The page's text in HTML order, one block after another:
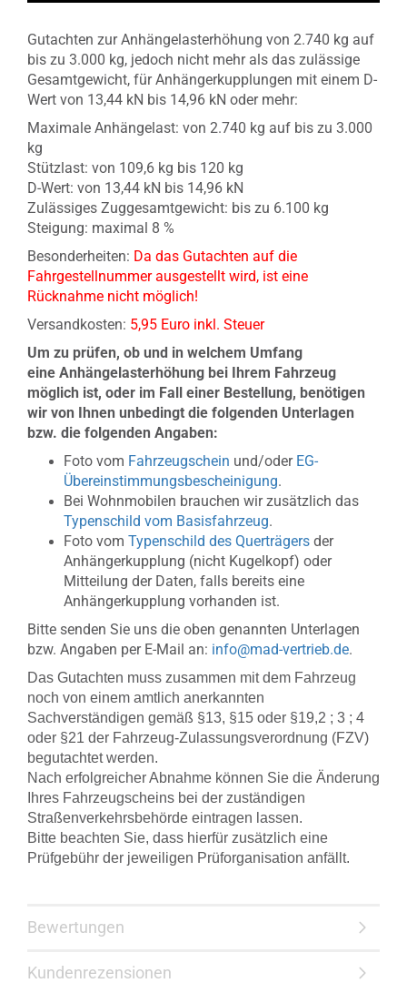
Gutachten zur Anhängelasterhöhung von 2.740 kg auf
bis zu 3.000 kg, jedoch nicht mehr als das zulässige
Gesamtgewicht, für Anhängerkupplungen mit einem D-
Wert von 13,44 kN bis 14,96 kN oder mehr:
Maximale Anhängelast: von 2.740 kg auf bis zu 3.000
kg
Stützlast: von 109,6 kg bis 120 kg
D-Wert: von 13,44 kN bis 14,96 kN
Zulässiges Zuggesamtgewicht: bis zu 6.100 kg
Steigung: maximal 8 %
Besonderheiten: Da das Gutachten auf die
Fahrgestellnummer ausgestellt wird, ist eine
Rücknahme nicht möglich!
Versandkosten: 5,95 Euro inkl. Steuer
Um zu prüfen, ob und in welchem Umfang
eine Anhängelasterhöhung bei Ihrem Fahrzeug
möglich ist, oder im Fall einer Bestellung, benötigen
wir von Ihnen unbedingt die folgenden Unterlagen
bzw. die folgenden Angaben:
Foto vom Fahrzeugschein und/oder EG-
Übereinstimmungsbescheinigung.
Bei Wohnmobilen brauchen wir zusätzlich das
Typenschild vom Basisfahrzeug.
Foto vom Typenschild des Querträgers der
Anhängerkupplung (nicht Kugelkopf) oder
Mitteilung der Daten, falls bereits eine
Anhängerkupplung vorhanden ist.
Bitte senden Sie uns die oben genannten Unterlagen
bzw. Angaben per E-Mail an: info@mad-vertrieb.de.
Das Gutachten muss zusammen mit dem Fahrzeug
noch von einem amtlich anerkannten
Sachverständigen gemäß §13, §15 oder §19,2 ; 3 ; 4
oder §21 der Fahrzeug-Zulassungsverordnung (FZV)
begutachtet werden.
Nach erfolgreicher Abnahme können Sie die Änderung
Ihres Fahrzeugscheins bei der zuständigen
Straßenverkehrsbehörde eintragen lassen.
Bitte beachten Sie, dass hierfür zusätzlich eine
Prüfgebühr der jeweiligen Prüforganisation anfällt.
Bewertungen
Kundenrezensionen